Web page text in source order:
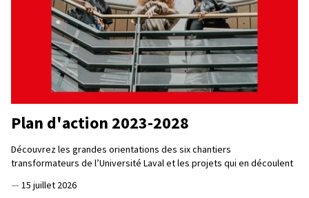
Plan d'action 2023-2028
Découvrez les grandes orientations des six chantiers
transformateurs de l’Université Laval et les projets qui en découlent
— 15 juillet 2026